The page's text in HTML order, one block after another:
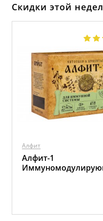
Скидки этой
Алфит
Алфит-1